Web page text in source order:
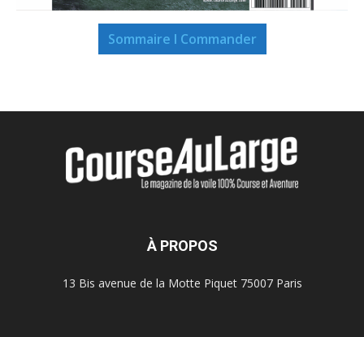
Sommaire I Commander
À PROPOS
13 Bis avenue de la Motte Piquet 75007 Paris